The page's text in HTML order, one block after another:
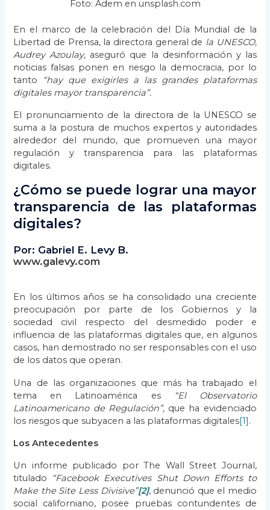
Foto: Adem en unsplash.com
En el marco de la celebración del Día Mundial de la
Libertad de Prensa, la directora general de la UNESCO,
Audrey Azoulay, aseguró que la desinformación y las
noticias falsas ponen en riesgo la democracia, por lo
tanto “hay que exigirles a las grandes plataformas
digitales mayor transparencia”.
El pronunciamiento de la directora de la UNESCO se
suma a la postura de muchos expertos y autoridades
alrededor del mundo, que promueven una mayor
regulación y transparencia para las plataformas
digitales.
¿Cómo se puede lograr una mayor
transparencia de las plataformas
digitales?
Por: Gabriel E. Levy B.
www.galevy.com
En los últimos años se ha consolidado una creciente
preocupación por parte de los Gobiernos y la
sociedad civil respecto del desmedido poder e
influencia de las plataformas digitales que, en algunos
casos, han demostrado no ser responsables con el uso
de los datos que operan.
Una de las organizaciones que más ha trabajado el
tema en Latinoamérica es“El Observatorio
Latinoamericano de Regulación”,que ha evidenciado
los riesgos que subyacen a las plataformas digitales[1].
Los Antecedentes
Un informe publicado por The Wall Street Journal,
titulado “Facebook Executives Shut Down Efforts to
Make the Site Less Divisive”[2], denunció que el medio
social californiano, posee pruebas contundentes de